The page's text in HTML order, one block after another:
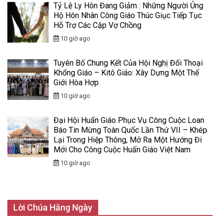
Tỷ Lệ Ly Hôn Đang Giảm : Những Người Ủng
Hộ Hôn Nhân Công Giáo Thúc Giục Tiếp Tục
Hỗ Trợ Các Cặp Vợ Chồng
10 giờ ago
Tuyên Bố Chung Kết Của Hội Nghị Đối Thoại
Khổng Giáo – Kitô Giáo: Xây Dựng Một Thế
Giới Hòa Hợp
10 giờ ago
Đại Hội Huấn Giáo Phục Vụ Công Cuộc Loan
Báo Tin Mừng Toàn Quốc Lần Thứ VII – Khép
Lại Trong Hiệp Thông, Mở Ra Một Hướng Đi
Mới Cho Công Cuộc Huấn Giáo Việt Nam
10 giờ ago
Lời Chúa Hằng Ngày